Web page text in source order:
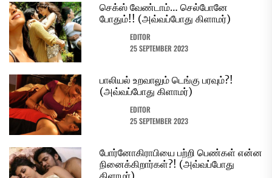
செக்ஸ் வேண்டாம்… செல்போனே
போதும்!! (அவ்வப்போது கிளாமர்)
EDITOR
25 SEPTEMBER 2023
பாலியல் உறவாலும் டெங்கு பரவும்?!
(அவ்வப்போது கிளாமர்)
EDITOR
25 SEPTEMBER 2023
போர்னோகிராபியை பற்றி பெண்கள் என்ன
நினைக்கிறார்கள்?! (அவ்வப்போது
கிளாமர்)